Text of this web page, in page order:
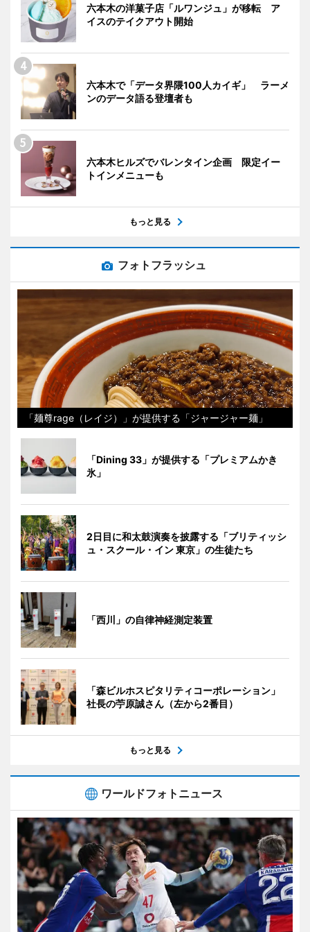
六本木の洋菓子店「ルワンジュ」が移転 ア
イスのテイクアウト開始
六本木で「データ界隈100人カイギ」 ラーメ
ンのデータ語る登壇者も
六本木ヒルズでバレンタイン企画 限定イー
トインメニューも
もっと見る
フォトフラッシュ
「麺尊rage（レイジ）」が提供する「ジャージャー麺」
「Dining 33」が提供する「プレミアムかき
氷」
2日目に和太鼓演奏を披露する「ブリティッシ
ュ・スクール・イン 東京」の生徒たち
「西川」の自律神経測定装置
「森ビルホスピタリティコーポレーション」
社長の苧原誠さん（左から2番目）
もっと見る
ワールドフォトニュース